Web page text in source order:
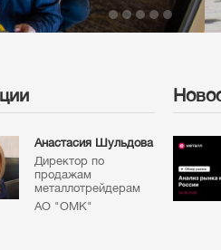
Анастасия Шульдова
Директор по
продажам
металлотрейдерам
АО "ОМК"